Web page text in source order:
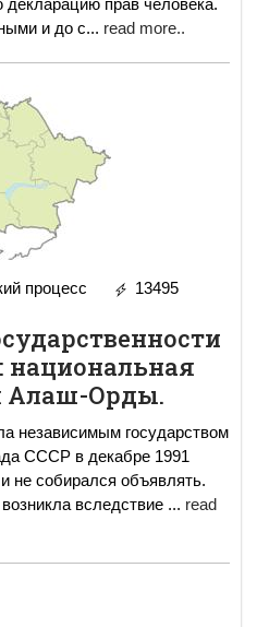
и до с... read more..
процесс
13495
национальная
Алаш-Орды.
независимым государством
СССР в декабре 1991
не собирался объявлять.
вследствие ... read